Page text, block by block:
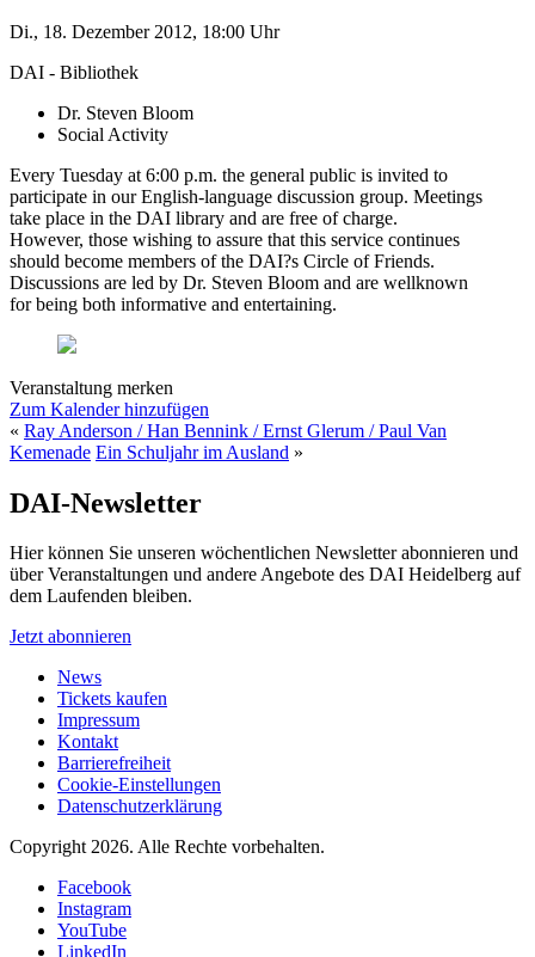
Di., 18. Dezember 2012, 18:00 Uhr
DAI - Bibliothek
Dr. Steven Bloom
Social Activity
Every Tuesday at 6:00 p.m. the general public is invited to
participate in our English-language discussion group. Meetings
take place in the DAI library and are free of charge.
However, those wishing to assure that this service continues
should become members of the DAI?s Circle of Friends.
Discussions are led by Dr. Steven Bloom and are wellknown
for being both informative and entertaining.
Veranstaltung merken
Zum Kalender hinzufügen
« Ray Anderson / Han Bennink / Ernst Glerum / Paul Van
Kemenade Ein Schuljahr im Ausland »
DAI-Newsletter
Hier können Sie unseren wöchentlichen Newsletter abonnieren und
über Veranstaltungen und andere Angebote des DAI Heidelberg auf
dem Laufenden bleiben.
Jetzt abonnieren
News
Tickets kaufen
Impressum
Kontakt
Barrierefreiheit
Cookie-Einstellungen
Datenschutzerklärung
Copyright 2026. Alle Rechte vorbehalten.
Facebook
Instagram
YouTube
LinkedIn